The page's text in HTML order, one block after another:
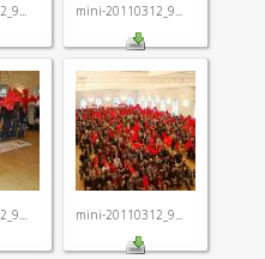
mini-20110312_9...
mini-20110312_9...